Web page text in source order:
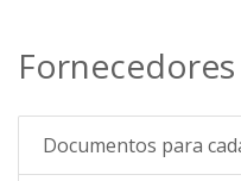
Fornecedores
Documentos para